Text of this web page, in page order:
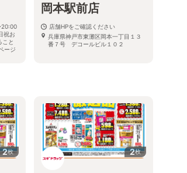
20:00
祝お
こと
ージ
岡本駅前店
店舗HPをご確認ください
兵庫県神戸市東灘区岡本一丁目１３
番７号 デコールビル１０２
2枚 2枚